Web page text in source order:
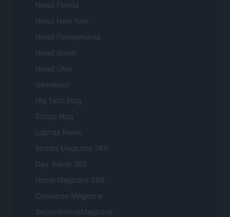
Newz Florida
Newz New York
Newz Pennsylvania
Newz Illinois
Newz Ohio
Gameland
Hig Tech Mag
Scoop Mag
Lgbtqia News
Motors Magazine 365
Day Travel 365
Home Magazine 365
Cineverse Magazine
SecondHomeMagazine